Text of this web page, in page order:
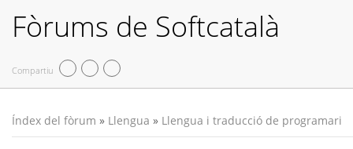
Fòrums de Softcatalà
Compartiu
Índex del fòrum » Llengua » Llengua i traducció de programari